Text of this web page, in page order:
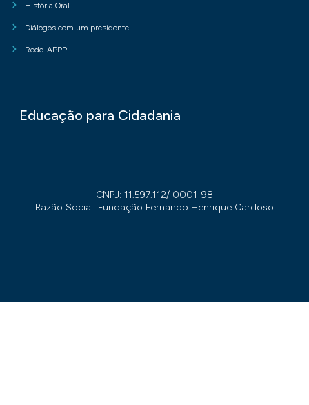
História Oral
Diálogos com um presidente
Rede-APPP
Educação para Cidadania
CNPJ: 11.597.112/ 0001-98
Razão Social: Fundação Fernando Henrique Cardoso